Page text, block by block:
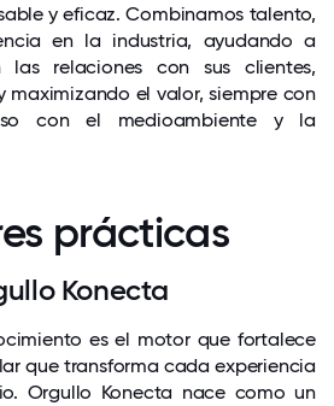
y eficaz. Combinamos talento,
en la industria, ayudando a
las relaciones con sus clientes,
maximizando el valor, siempre con
con el medioambiente y la
prácticas
Konecta
es el motor que fortalece
que transforma cada experiencia
Orgullo Konecta nace como un